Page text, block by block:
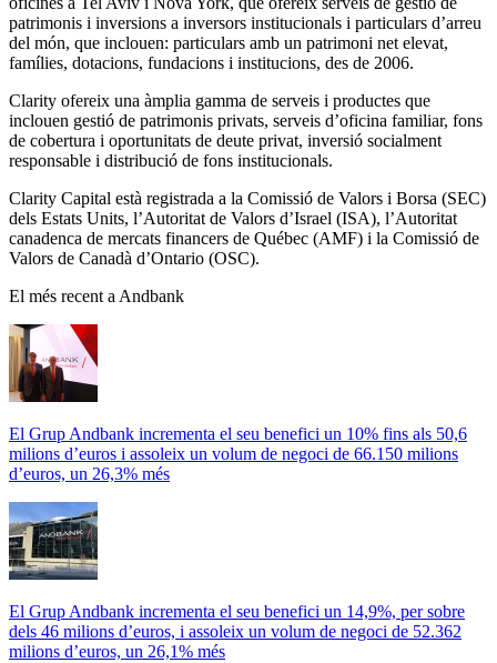
patrimonis i inversions a inversors institucionals i particulars d’arreu
del món, que inclouen: particulars amb un patrimoni net elevat,
famílies, dotacions, fundacions i institucions, des de 2006.
Clarity ofereix una àmplia gamma de serveis i productes que
inclouen gestió de patrimonis privats, serveis d’oficina familiar, fons
de cobertura i oportunitats de deute privat, inversió socialment
responsable i distribució de fons institucionals.
Clarity Capital està registrada a la Comissió de Valors i Borsa (SEC)
dels Estats Units, l’Autoritat de Valors d’Israel (ISA), l’Autoritat
canadenca de mercats financers de Québec (AMF) i la Comissió de
Valors de Canadà d’Ontario (OSC).
El més recent a Andbank
El Grup Andbank incrementa el seu benefici un 10% fins als 50,6
milions d’euros i assoleix un volum de negoci de 66.150 milions
d’euros, un 26,3% més
El Grup Andbank incrementa el seu benefici un 14,9%, per sobre
dels 46 milions d’euros, i assoleix un volum de negoci de 52.362
milions d’euros, un 26,1% més